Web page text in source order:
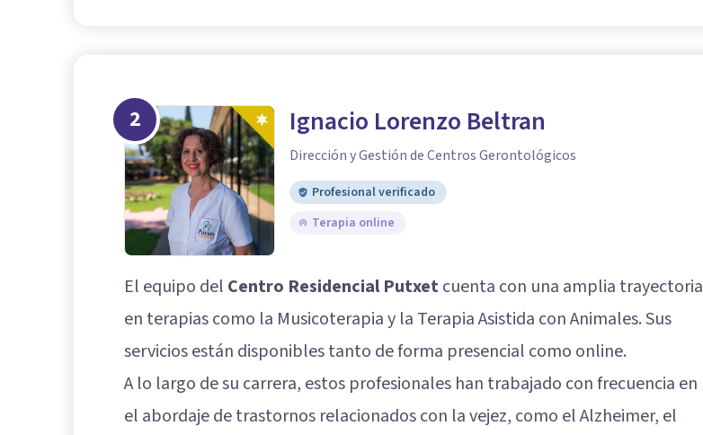
2 Ignacio Lorenzo Beltran
Dirección y Gestión de Centros Gerontológicos
Profesional verificado
Terapia online
El equipo del Centro Residencial Putxetcuenta con una amplia trayectoria
en terapias como la Musicoterapia y la Terapia Asistida con Animales. Sus
servicios están disponibles tanto de forma presencial como online.
A lo largo de su carrera, estos profesionales han trabajado con frecuencia en
el abordaje de trastornos relacionados con la vejez, como el Alzheimer, el